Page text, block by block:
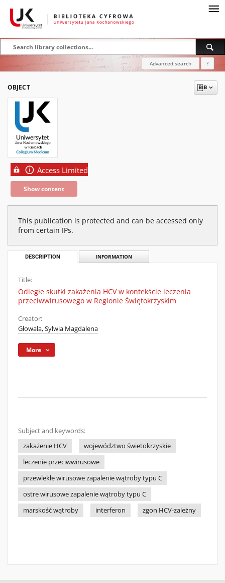
Advanced search ?
OBJECT
Access Limited
Show content
This publication is protected and can be accessed only
from certain IPs.
DESCRIPTION INFORMATION
Title:
Odległe skutki zakażenia HCV w kontekście leczenia
przeciwwirusowego w Regionie Świętokrzyskim
Creator:
Głowala, Sylwia Magdalena
More
Subject and keywords:
zakażenie HCV
województwo świetokrzyskie
leczenie przeciwwirusowe
przewlekłe wirusowe zapalenie wątroby typu C
ostre wirusowe zapalenie wątroby typu C
marskość wątroby
interferon zgon HCV-zależny